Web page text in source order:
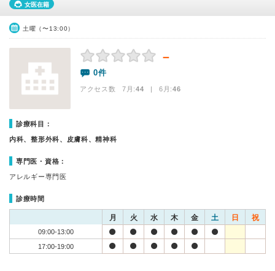
女医在籍
土曜（〜13:00）
－
0件
アクセス数 7月:44 | 6月:46
診療科目：
内科、整形外科、皮膚科、精神科
専門医・資格：
アレルギー専門医
診療時間
月 火 水 木 金 土 日 祝
09:00-13:00
17:00-19:00